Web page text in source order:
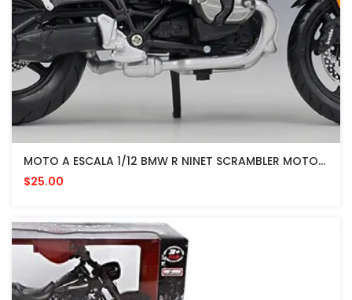
MOTO A ESCALA 1/12 BMW R NINET SCRAMBLER MOTORCYCLE BIKE
$25.00